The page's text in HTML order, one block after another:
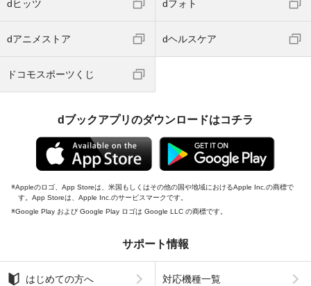
dヒッツ dフォト
dアニメストア dヘルスケア
ドコモスポーツくじ
dブックアプリのダウンロードはコチラ
Appleのロゴ、App Storeは、米国もしくはその他の国や地域におけるApple Inc.の商標で
す。App Storeは、Apple Inc.のサービスマークです。
Google Play および Google Play ロゴは Google LLC の商標です。
サポート情報
はじめての方へ 対応機種一覧